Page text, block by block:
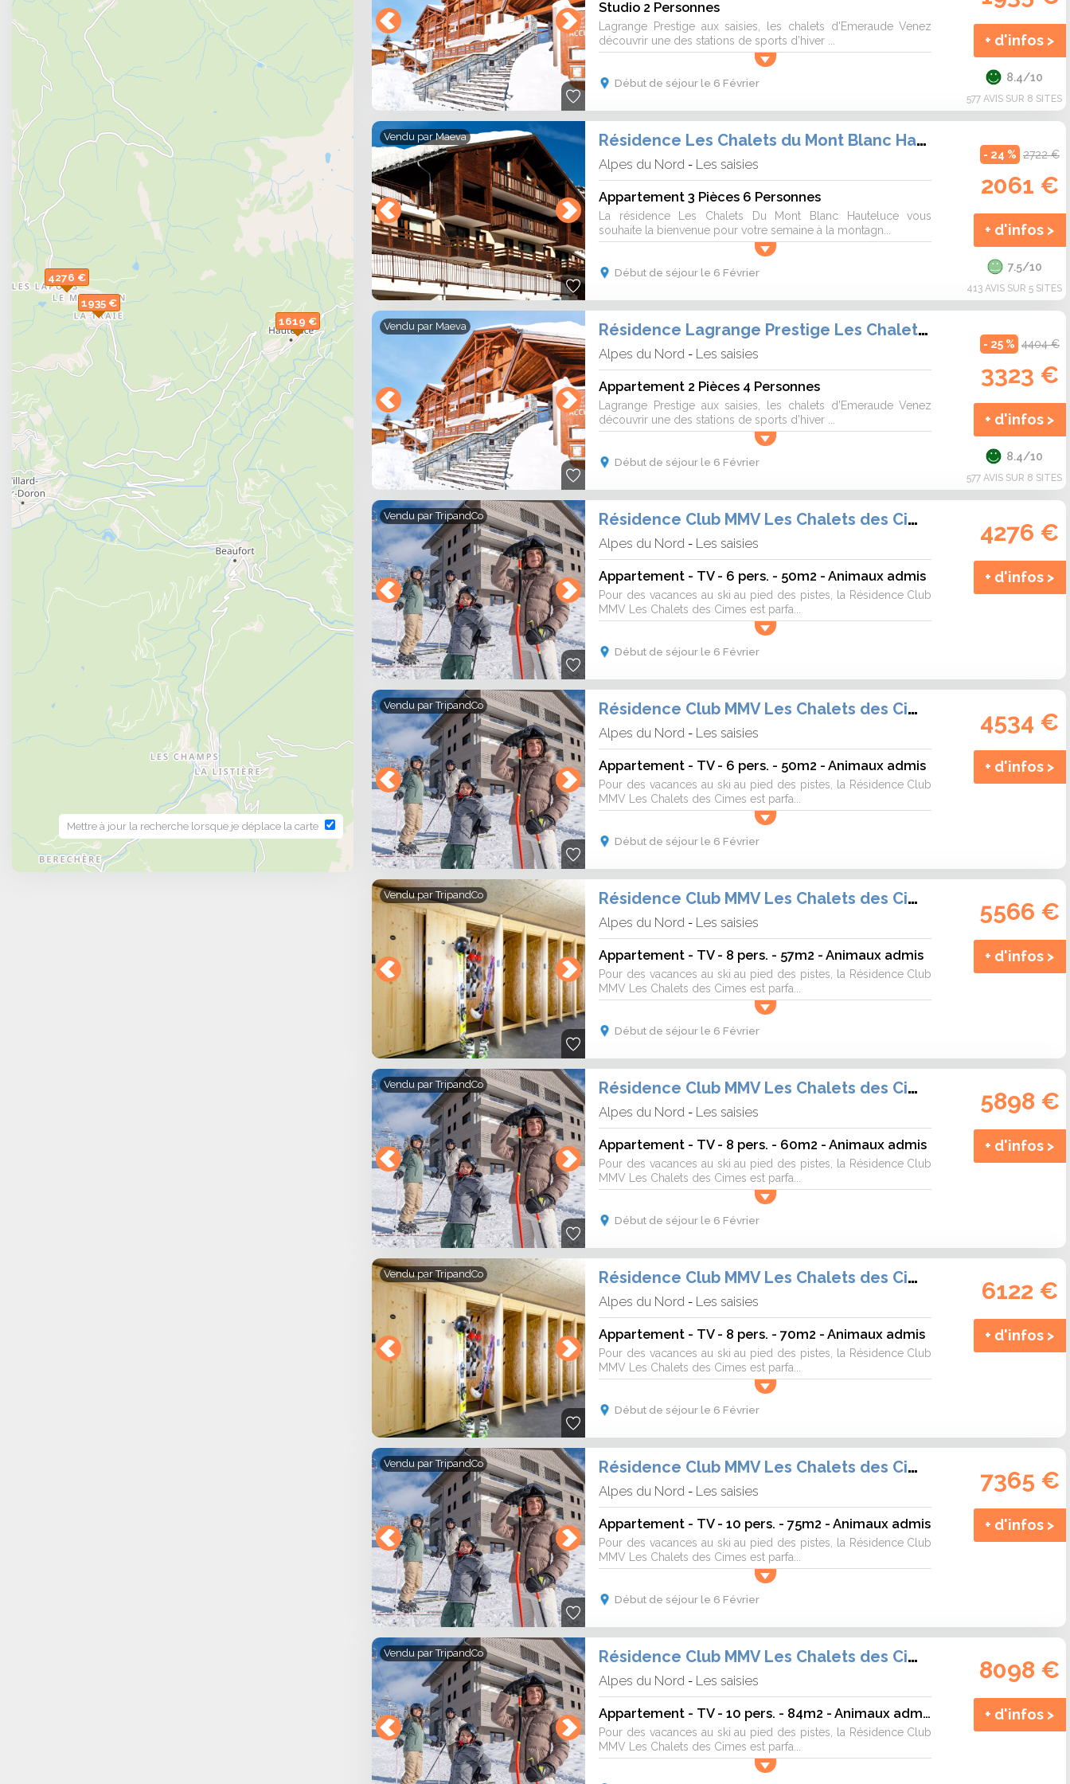
Express vous trouve une location de vacances à petit prix. Profitez d'un moment en famille
durant les vacances scolaire partir skiez sur les pistes de l'Espace Diamant !
1619 €
1935 €
4276 €
Mettre à jour la recherche lorsque je déplace la carte
Studio 2 Personnes
Lagrange Prestige aux saisies, les chalets d'Emeraude Venez
découvrir une des stations de sports d’hiver ...
Début de séjour le 6 Février
+ d'infos >
8.4/10
577 AVIS SUR 8 SITES
Vendu parMaeva Résidence Les Chalets du Mont Blanc Hauteluce
Alpes du Nord - Les saisies
Appartement 3 Pièces 6 Personnes
La résidence Les Chalets Du Mont Blanc Hauteluce vous
souhaite la bienvenue pour votre semaine à la montagn...
Début de séjour le 6 Février
- 24 % 2722 €
2061 €
+ d'infos >
7.5/10
413 AVIS SUR 5 SITES
Vendu par Maeva Résidence Lagrange Prestige Les Chalets d'Emeraude
Alpes du Nord - Les saisies
Appartement 2 Pièces 4 Personnes
Lagrange Prestige aux saisies, les chalets d'Emeraude Venez
découvrir une des stations de sports d’hiver ...
Début de séjour le 6 Février
- 25 % 4404 €
3323 €
+ d'infos >
8.4/10
577 AVIS SUR 8 SITES
Vendu parTripandCo Résidence Club MMV Les Chalets des Cimes
Alpes du Nord - Les saisies
Appartement - TV - 6 pers. - 50m2 - Animaux admis
Pour des vacances au ski au pied des pistes, la Résidence Club
MMV Les Chalets des Cimes est parfa...
Début de séjour le 6 Février
4276 €
+ d'infos >
Vendu parTripandCo Résidence Club MMV Les Chalets des Cimes
Alpes du Nord - Les saisies
Appartement - TV - 6 pers. - 50m2 - Animaux admis
Pour des vacances au ski au pied des pistes, la Résidence Club
MMV Les Chalets des Cimes est parfa...
Début de séjour le 6 Février
4534 €
+ d'infos >
Vendu parTripandCo Résidence Club MMV Les Chalets des Cimes
Alpes du Nord - Les saisies
Appartement - TV - 8 pers. - 57m2 - Animaux admis
Pour des vacances au ski au pied des pistes, la Résidence Club
MMV Les Chalets des Cimes est parfa...
Début de séjour le 6 Février
5566 €
+ d'infos >
Vendu parTripandCo Résidence Club MMV Les Chalets des Cimes
Alpes du Nord - Les saisies
Appartement - TV - 8 pers. - 60m2 - Animaux admis
Pour des vacances au ski au pied des pistes, la Résidence Club
MMV Les Chalets des Cimes est parfa...
Début de séjour le 6 Février
5898 €
+ d'infos >
Vendu parTripandCo Résidence Club MMV Les Chalets des Cimes
Alpes du Nord - Les saisies
Appartement - TV - 8 pers. - 70m2 - Animaux admis
Pour des vacances au ski au pied des pistes, la Résidence Club
MMV Les Chalets des Cimes est parfa...
Début de séjour le 6 Février
6122 €
+ d'infos >
Vendu parTripandCo Résidence Club MMV Les Chalets des Cimes
Alpes du Nord - Les saisies
Appartement - TV - 10 pers. - 75m2 - Animaux admis
Pour des vacances au ski au pied des pistes, la Résidence Club
MMV Les Chalets des Cimes est parfa...
Début de séjour le 6 Février
7365 €
+ d'infos >
Vendu parTripandCo Résidence Club MMV Les Chalets des Cimes
Alpes du Nord - Les saisies
Appartement - TV - 10 pers. - 84m2 - Animaux admis
Pour des vacances au ski au pied des pistes, la Résidence Club
MMV Les Chalets des Cimes est parfa...
8098 €
+ d'infos >